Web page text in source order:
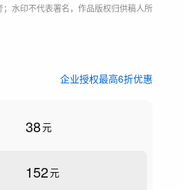
水印不代表署名，作品版权归供稿人所
企业授权最高6折优惠
38元
152元